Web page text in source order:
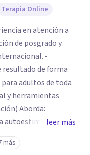
Terapia Online
en atención a
de posgrado y
-
de forma
Aborda:
para
crisis
leer más
más